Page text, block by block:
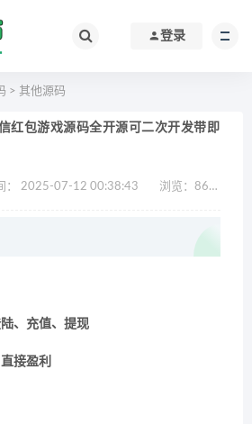
登录
> 其他源码
红包游戏源码全开源可二次开发带即
： 2025-07-12 00:38:43 浏览： 867
、充值、提现
接盈利